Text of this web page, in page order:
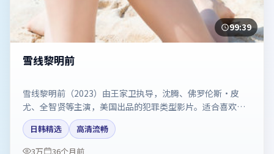
99:39
雪线黎明前
雪线黎明前（2023）由王家卫执导，沈腾、佛罗伦斯·皮
尤、全智贤等主演，美国出品的犯罪类型影片。适合喜欢强
情节与反转的观众。剧情简介与主创信息可供检索参考，上
映日期以片方资料为准。
日韩精选
高清流畅
3万
36个月前